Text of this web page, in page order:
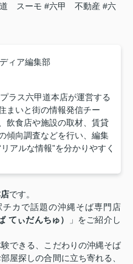
スーモ #六甲 不動産 #六
ィア編集部
ラス六甲道本店が運営する
まいと街の情報発信チー
飲食店や施設の取材、賃貸
傾向調査などを行い、編集
アルな情報”を分かりやすく
です。
カで話題の沖縄そば専門店
てぃだんちゅ）
」をご紹介し
できる、こだわりの沖縄そば
屋探しの合間に立ち寄れる、